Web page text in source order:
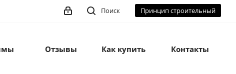
Принцип строительный
Поиск
Отзывы Как купить Контакты